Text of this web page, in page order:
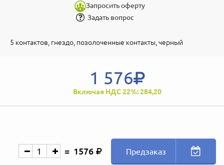
Запросить оферту
Задать вопрос
5 контактов, гнездо, позолоченные контакты, черный
1 576
Включая НДС 22%: 284,20
1576 Предзаказ